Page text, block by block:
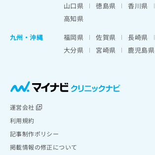
山口県
徳島県 香川県
高知県
九州・沖縄
福岡県 佐賀県 長崎県
大分県
宮崎県 鹿児島県
運営会社
利用規約
記事制作ポリシー
掲載情報の修正について